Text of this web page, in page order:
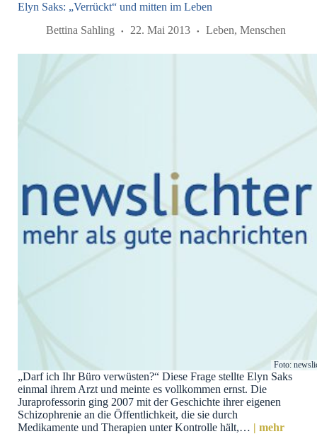
Elyn Saks: „Verrückt“ und mitten im Leben
Bettina Sahling
22. Mai 2013 Leben, Menschen
Foto:
„Darf ich Ihr Büro verwüsten?“ Diese Frage stellte Elyn Saks
einmal ihrem Arzt und meinte es vollkommen ernst. Die
Juraprofessorin ging 2007 mit der Geschichte ihrer eigenen
Schizophrenie an die Öffentlichkeit, die sie durch
Medikamente und Therapien unter Kontrolle hält,… | mehr